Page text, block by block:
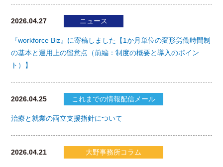
2026.04.27 ニュース
『workforce Biz』に寄稿しました【1か月単位の変形労働時間制
の基本と運用上の留意点（前編：制度の概要と導入のポイン
ト）】
2026.04.25 これまでの情報配信メール
治療と就業の両立支援指針について
2026.04.21 大野事務所コラム